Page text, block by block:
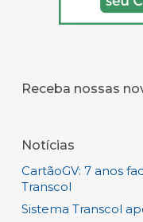
Receba nossas
Notícias
CartãoGV: 7 anos
Transcol
Sistema Transcol